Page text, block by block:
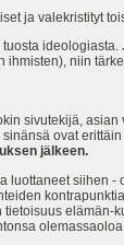
ja valekristityt
ideologiasta.
niin
sivutekijä, asian
ovat
jälkeen.
luottaneet siihen -
elämän-